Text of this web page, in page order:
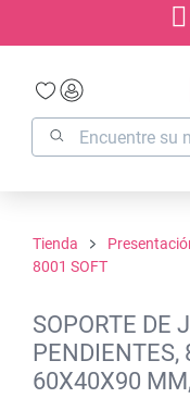
Tienda
8001 SOFT
SOPORTE DE
PENDIENTES,
60X40X90